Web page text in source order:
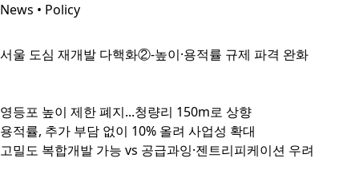
News • Policy
서울 도심 재개발 다핵화②-높이·용적률 규제 파격 완화
영등포 높이 제한 폐지...청량리 150m로 상향
용적률, 추가 부담 없이 10% 올려 사업성 확대
고밀도 복합개발 가능 vs 공급과잉·젠트리피케이션 우려